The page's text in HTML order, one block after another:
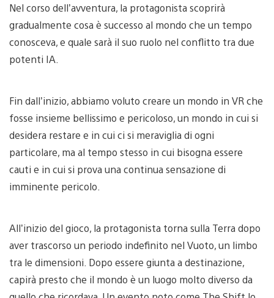
Nel corso dell’avventura, la protagonista scoprirà
gradualmente cosa è successo al mondo che un tempo
conosceva, e quale sarà il suo ruolo nel conflitto tra due
potenti IA.
Fin dall’inizio, abbiamo voluto creare un mondo in VR che
fosse insieme bellissimo e pericoloso, un mondo in cui si
desidera restare e in cui ci si meraviglia di ogni
particolare, ma al tempo stesso in cui bisogna essere
cauti e in cui si prova una continua sensazione di
imminente pericolo.
All’inizio del gioco, la protagonista torna sulla Terra dopo
aver trascorso un periodo indefinito nel Vuoto, un limbo
tra le dimensioni. Dopo essere giunta a destinazione,
capirà presto che il mondo è un luogo molto diverso da